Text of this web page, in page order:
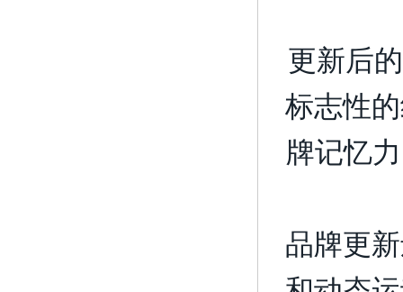
更新后
标志性
牌记忆
品牌更